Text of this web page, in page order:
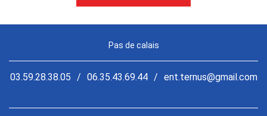
Pas de calais
03.59.28.38.05 / 06.35.43.69.44 / ent.ternus@gmail.com